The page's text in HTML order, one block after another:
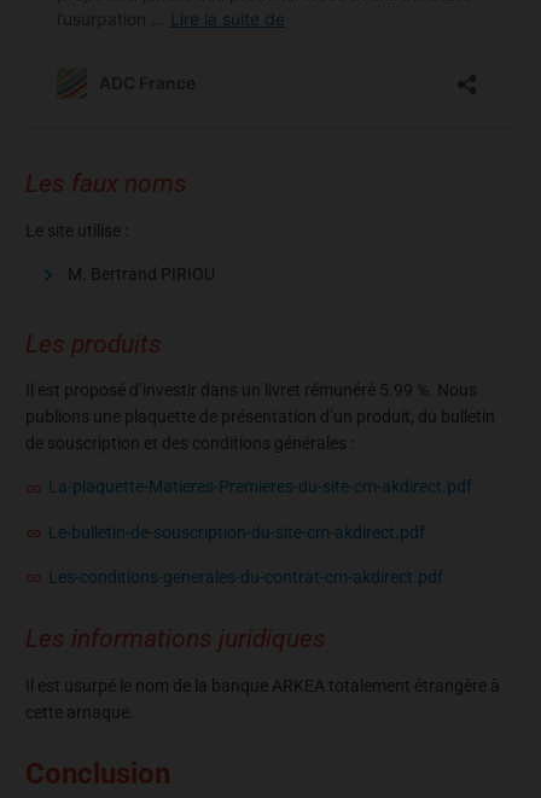
Les faux noms
Le site utilise :
M. Bertrand PIRIOU
Les produits
Il est proposé d’investir dans un livret rémunéré 5.99 %. Nous
publions une plaquette de présentation d’un produit, du bulletin
de souscription et des conditions générales :
La-plaquette-Matieres-Premieres-du-site-cm-akdirect.pdf
Le-bulletin-de-souscription-du-site-cm-akdirect.pdf
Les-conditions-generales-du-contrat-cm-akdirect.pdf
Les informations juridiques
Il est usurpé le nom de la banque ARKEA totalement étrangère à
cette arnaque.
Conclusion